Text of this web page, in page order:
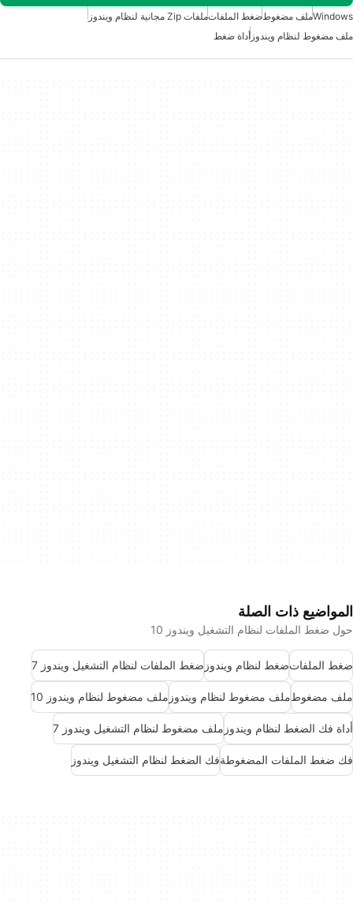
Windowsملف مضغوط ضغط الملفاتملفات Zip مجانية لنظام ويندوز
ملف مضغوط لنظام ويندوز أداة ضغط
المواضيع ذات الصلة
حول ضغط الملفات لنظام التشغيل ويندوز 10
ضغط الملفاتضغط لنظام ويندوز ضغط الملفات لنظام التشغيل ويندوز 7
ملف مضغوطملف مضغوط لنظام ويندوز ملف مضغوط لنظام ويندوز 10
أداة فك الضغط لنظام ويندوز ملف مضغوط لنظام التشغيل ويندوز 7
فك ضغط الملفات المضغوطةفك الضغط لنظام التشغيل ويندوز